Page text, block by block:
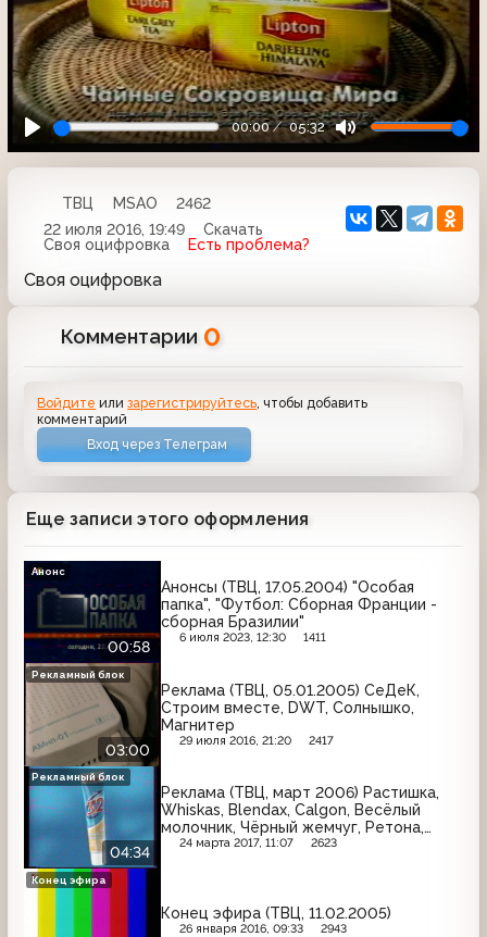
00:00 05:32
ТВЦ MSAO
2462
22 июля 2016, 19:49
Скачать
Своя оцифровка
Есть проблема?
Своя оцифровка
Комментарии 0
Войдите илизарегистрируйтесь, чтобы добавить
комментарий
Вход через Телеграм
Еще записи этого оформления
00:58
Анонсы (ТВЦ, 17.05.2004) "Особая
папка", "Футбол: Сборная Франции -
сборная Бразилии"
6 июля 2023, 12:30 1411
Анонс
03:00
Реклама (ТВЦ, 05.01.2005) СеДеК,
Строим вместе, DWT, Солнышко,
Магнитер
29 июля 2016, 21:20 2417
Рекламный блок
04:34
Реклама (ТВЦ, март 2006) Растишка,
Whiskas, Blendax, Calgon, Весёлый
молочник, Чёрный жемчуг, Ретона,
Фитоспектр-ЭН, 32, Pedigree,
24 марта 2017, 11:07 2623
Рекламный блок
Конец эфира (ТВЦ, 11.02.2005)
26 января 2016, 09:33 2943
Конец эфира